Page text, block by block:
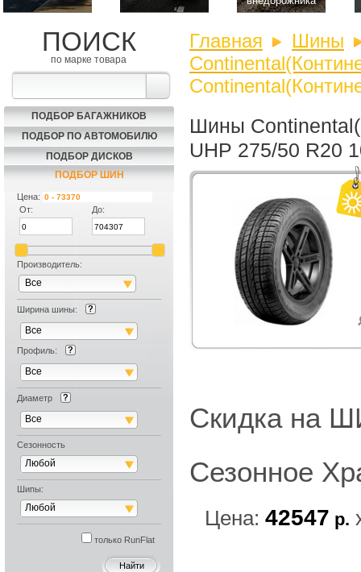
ПОИСК
по марке товара
ПОДБОР БАГАЖНИКОВ
ПОДБОР ПО АВТОМОБИЛЮ
ПОДБОР ДИСКОВ
ПОДБОР ШИН
Цена:
От:
До:
Производитель:
Все
Ширина шины:
Все
Профиль:
Все
Диаметр
Все
Сезонность
Любой
Шипы:
Любой
только RunFlat
Главная
Шины
Шины
UHP 275/50 R20
Скидка на
Сезонное
Цена: 42547 р.